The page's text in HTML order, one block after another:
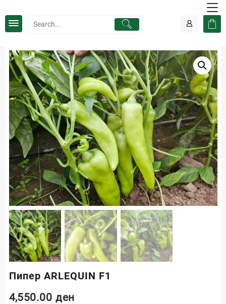
Пипер ARLEQUIN F1
4,550.00ден